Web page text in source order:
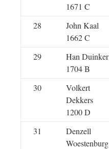
1671 C
28
John Kaal
1662 C
29
Han Duinker
1704 B
30
Volkert
Dekkers
1200 D
31
Denzell
Woestenburg